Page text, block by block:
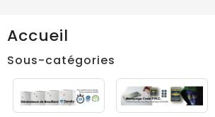
Accueil
Sous-catégories